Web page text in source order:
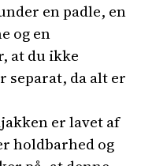
en padle, en
og en
at du ikke
separat, da alt er
er lavet af
holdbarhed og